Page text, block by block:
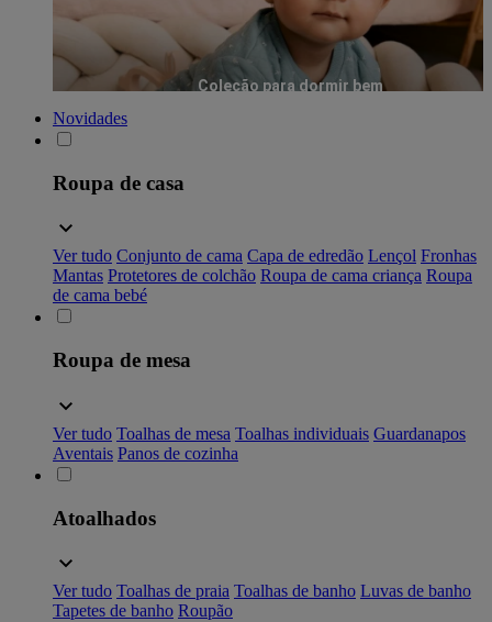
Coleção para dormir bem
Novidades
Roupa de casa
Ver tudo Conjunto de cama Capa de edredão Lençol Fronhas
Mantas Protetores de colchão Roupa de cama criança Roupa
de cama bebé
Roupa de mesa
Ver tudo Toalhas de mesa Toalhas individuais Guardanapos
Aventais Panos de cozinha
Atoalhados
Ver tudo Toalhas de praia Toalhas de banho Luvas de banho
Tapetes de banho Roupão